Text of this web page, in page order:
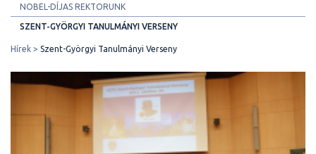
NOBEL-DÍJAS REKTORUNK
SZENT-GYÖRGYI TANULMÁNYI VERSENY
Hírek Szent-Györgyi Tanulmányi Verseny